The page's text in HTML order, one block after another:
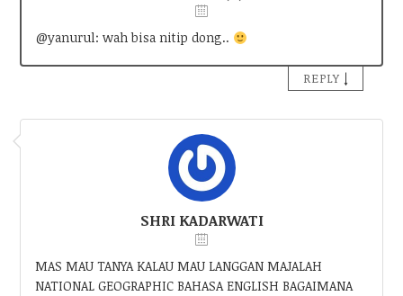
@yanurul: wah bisa nitip dong..
REPLY ↓
SHRI KADARWATI
MAS MAU TANYA KALAU MAU LANGGAN MAJALAH
NATIONAL GEOGRAPHIC BAHASA ENGLISH BAGAIMANA